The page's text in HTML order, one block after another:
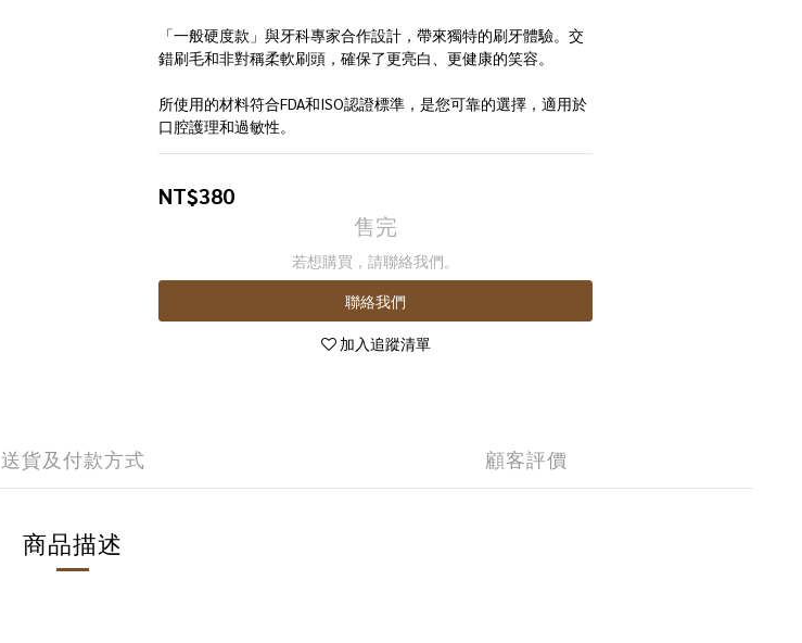
「一般硬度款」與牙科專家合作設計，帶來獨特的刷牙體驗。交
錯刷毛和非對稱柔軟刷頭，確保了更亮白、更健康的笑容。
所使用的材料符合FDA和ISO認證標準，是您可靠的選擇，適用於
口腔護理和過敏性。
NT$380
售完
若想購買，請聯絡我們。
聯絡我們
加入追蹤清單
送貨及付款方式 顧客評價
商品描述